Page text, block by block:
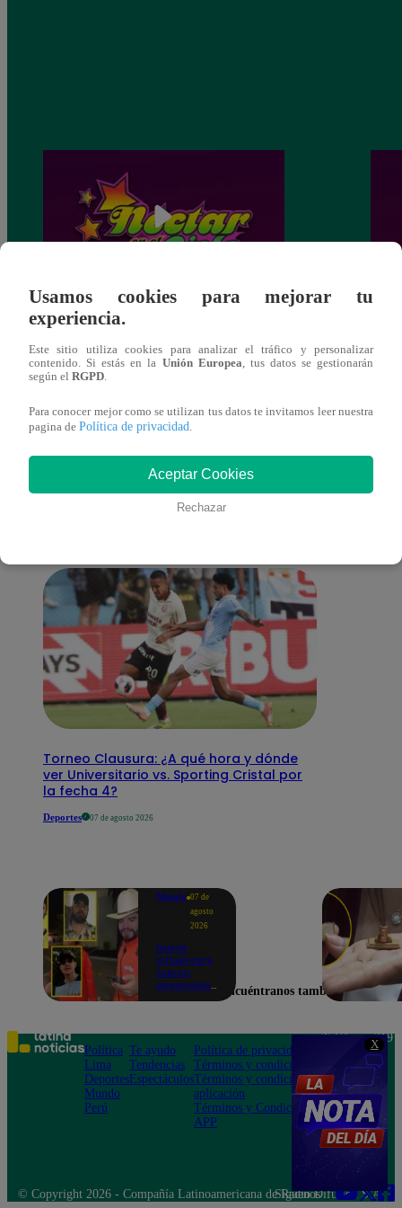
X
Néctar en el cielo, Domingo 05 de enero –
También te puede
interesar
Torneo Clausura: ¿A qué hora y dónde
ver Universitario vs. Sporting Cristal por
la fecha 4?
Deportes 07 de agosto 2026
Mundo 07 de
agosto
2026
Nueve
influencers
fueron
asesinados
el Cártel de
Sinaloa
Usamos cookies para mejorar tu
experiencia.
Este sitio utiliza cookies para analizar el tráfico y personalizar
contenido. Si estás en la Unión Europea, tus datos se gestionarán
según el RGPD.
Para conocer mejor como se utilizan tus datos te invitamos leer nuestra
pagina de Política de privacidad.
Aceptar Cookies
Rechazar
Encuéntranos también en
Política
Lima
Deportes
Mundo
Perú
Te ayudo
Tendencias
Espectáculos
Política de privacidad
Términos y condiciones
Términos y condiciones
aplicación
Términos y Condiciones
APP
Teléfono: 219
Av. San
Felipe 968
Jesús María
© Copyright 2026 - Compañía Latinoamericana de Radio Difusión S.A.
Síguenos